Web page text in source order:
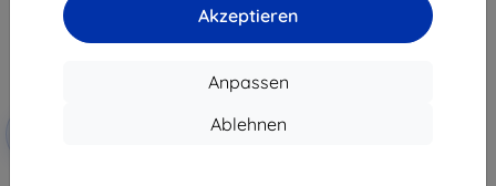
Akzeptieren
Anpassen
Ablehnen
EXTRA10